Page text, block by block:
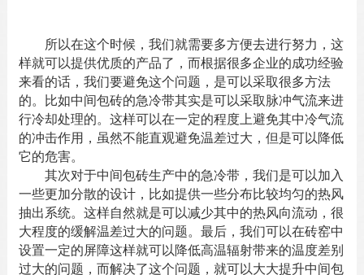
所以在这个时候，我们就需要多方便去进行努力，这
样就可以提供优质的产品了，而根据很多企业的成功经验
来看的话，我们要避免这个问题，是可以采取很多方法
的。比如中间包砖的急冷带其实是可以采取脉冲气流来进
行冷却处理的。这样可以在一定的程度上避免其中冷气流
的冲击作用，虽然不能直观避免温差过大，但是可以降低
它的危害。
其次对于中间包砖生产中的急冷带，我们是可以加入
一些更加分散的设计，比如提供一些分布比较均匀的热风
抽出系统。这样自然就是可以减少其中的热风向流动，很
大程度的缓解温差过大的问题。最后，我们可以在砖窑中
设置一定的屏障这样就可以降低高温辐射带来的温度差别
过大的问题，而解决了这个问题，就可以大大提升中间包